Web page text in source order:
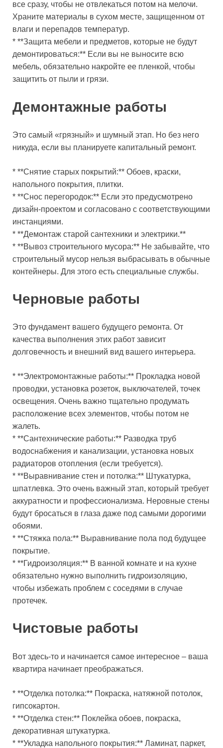
все сразу, чтобы не отвлекаться потом на мелочи.
Храните материалы в сухом месте, защищенном от
влаги и перепадов температур.
* **Защита мебели и предметов, которые не будут
демонтироваться:** Если вы не выносите всю
мебель, обязательно накройте ее пленкой, чтобы
защитить от пыли и грязи.
Демонтажные работы
Это самый «грязный» и шумный этап. Но без него
никуда, если вы планируете капитальный ремонт.
* **Снятие старых покрытий:** Обоев, краски,
напольного покрытия, плитки.
* **Снос перегородок:** Если это предусмотрено
дизайн-проектом и согласовано с соответствующими
инстанциями.
* **Демонтаж старой сантехники и электрики.**
* **Вывоз строительного мусора:** Не забывайте, что
строительный мусор нельзя выбрасывать в обычные
контейнеры. Для этого есть специальные службы.
Черновые работы
Это фундамент вашего будущего ремонта. От
качества выполнения этих работ зависит
долговечность и внешний вид вашего интерьера.
* **Электромонтажные работы:** Прокладка новой
проводки, установка розеток, выключателей, точек
освещения. Очень важно тщательно продумать
расположение всех элементов, чтобы потом не
жалеть.
* **Сантехнические работы:** Разводка труб
водоснабжения и канализации, установка новых
радиаторов отопления (если требуется).
* **Выравнивание стен и потолка:** Штукатурка,
шпатлевка. Это очень важный этап, который требует
аккуратности и профессионализма. Неровные стены
будут бросаться в глаза даже под самыми дорогими
обоями.
* **Стяжка пола:** Выравнивание пола под будущее
покрытие.
* **Гидроизоляция:** В ванной комнате и на кухне
обязательно нужно выполнить гидроизоляцию,
чтобы избежать проблем с соседями в случае
протечек.
Чистовые работы
Вот здесь-то и начинается самое интересное – ваша
квартира начинает преображаться.
* **Отделка потолка:** Покраска, натяжной потолок,
гипсокартон.
* **Отделка стен:** Поклейка обоев, покраска,
декоративная штукатурка.
* **Укладка напольного покрытия:** Ламинат, паркет,